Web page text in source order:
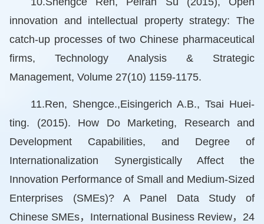
innovation and intellectual property strategy: The
catch-up processes of two Chinese pharmaceutical
firms, Technology Analysis & Strategic
Management, Volume 27(10) 1159-1175.
11.Ren, Shengce.,Eisingerich A.B., Tsai Huei-
ting. (2015). How Do Marketing, Research and
Development Capabilities, and Degree of
Internationalization Synergistically Affect the
Innovation Performance of Small and Medium-Sized
Enterprises (SMEs)? A Panel Data Study of
Chinese SMEs，International Business Review，24